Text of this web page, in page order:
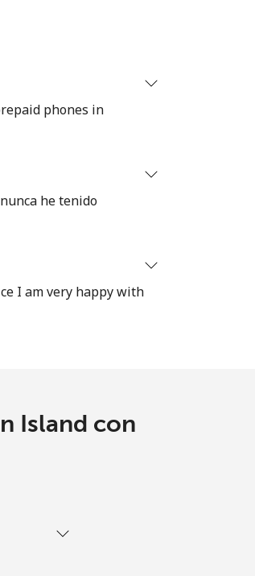
phones in
he tenido
I am very happy with
Island con